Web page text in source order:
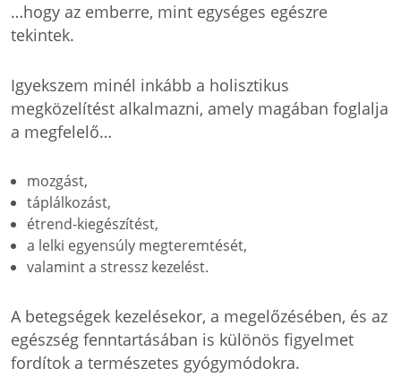
…hogy az emberre, mint egységes egészre
tekintek.
Igyekszem minél inkább a holisztikus
megközelítést alkalmazni, amely magában foglalja
a megfelelő…
mozgást,
táplálkozást,
étrend-kiegészítést,
a lelki egyensúly megteremtését,
valamint a stressz kezelést.
A betegségek kezelésekor, a megelőzésében, és az
egészség fenntartásában is különös figyelmet
fordítok a természetes gyógymódokra.